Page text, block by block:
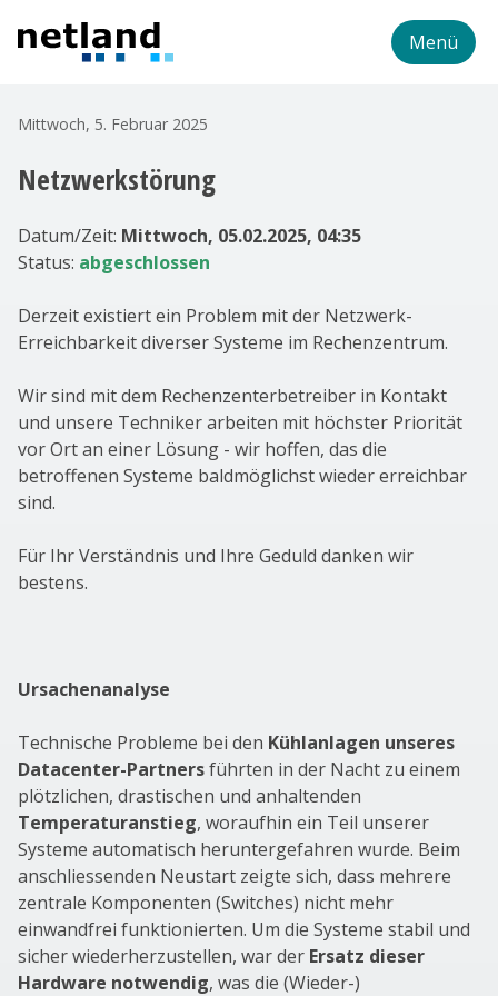
Menü
Mittwoch, 5. Februar 2025
Netzwerkstörung
Datum/Zeit: Mittwoch, 05.02.2025, 04:35
Status: abgeschlossen
Derzeit existiert ein Problem mit der Netzwerk-
Erreichbarkeit diverser Systeme im Rechenzentrum.
Wir sind mit dem Rechenzenterbetreiber in Kontakt
und unsere Techniker arbeiten mit höchster Priorität
vor Ort an einer Lösung - wir hoffen, das die
betroffenen Systeme baldmöglichst wieder erreichbar
sind.
Für Ihr Verständnis und Ihre Geduld danken wir
bestens.
Ursachenanalyse
Technische Probleme bei den Kühlanlagen unseres
Datacenter-Partnersführten in der Nacht zu einem
plötzlichen, drastischen und anhaltenden
Temperaturanstieg, woraufhin ein Teil unserer
Systeme automatisch heruntergefahren wurde. Beim
anschliessenden Neustart zeigte sich, dass mehrere
zentrale Komponenten (Switches) nicht mehr
einwandfrei funktionierten. Um die Systeme stabil und
sicher wiederherzustellen, war der Ersatz dieser
Hardware notwendig, was die (Wieder-)